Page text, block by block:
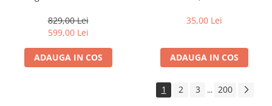
Aparate de colectie
Aparate foto de colectie reflex,
format 24x36mm
Aparate foto de colectie, cu burduf
829,00 Lei
599,00 Lei
ADAUGA IN COS
35,00 Lei
ADAUGA IN COS
1 2 3 ... 200